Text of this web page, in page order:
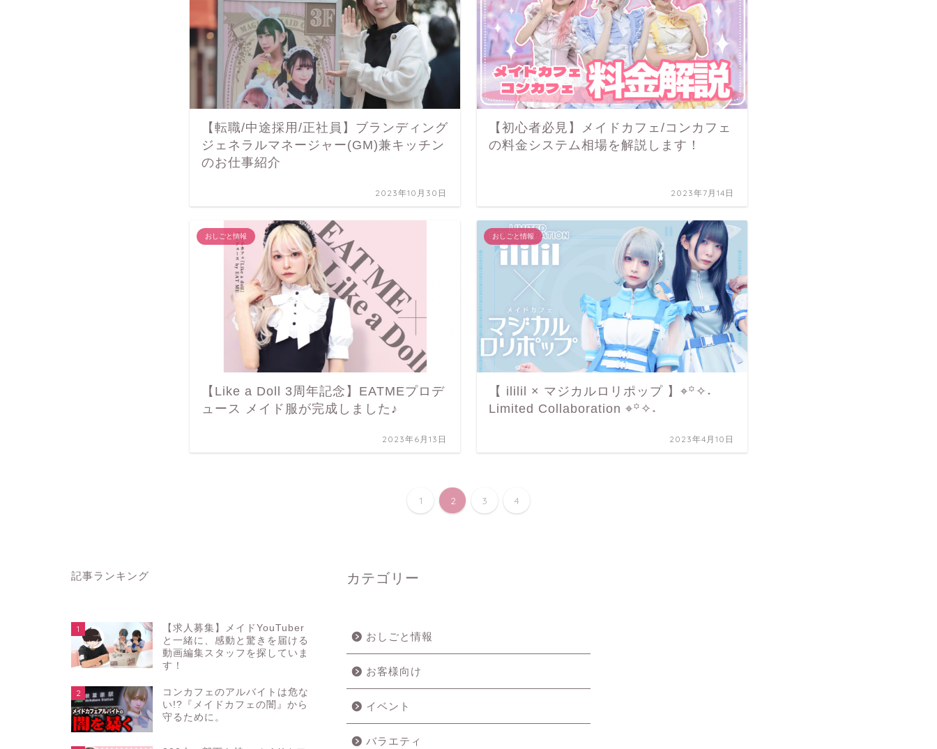
【転職/中途採用/正社員】ブランディング
ジェネラルマネージャー(GM)兼キッチン
のお仕事紹介
2023年10月30日
【初心者必見】メイドカフェ/コンカフェ
の料金システム相場を解説します！
2023年7月14日
おしごと情報
【Like a Doll 3周年記念】EATMEプロデ
ュース メイド服が完成しました♪
2023年6月13日
おしごと情報
【 ililil × マジカルロリポップ 】⌖꙳✧˖
Limited Collaboration ⌖꙳✧˖
2023年4月10日
1 2 3 4
記事ランキング
1
【求人募集】メイドYouTuber
と一緒に、感動と驚きを届ける
動画編集スタッフを探していま
す！
2
コンカフェのアルバイトは危な
い!?『メイドカフェの闇』から
守るために。
カテゴリー
おしごと情報
お客様向け
イベント
バラエティ